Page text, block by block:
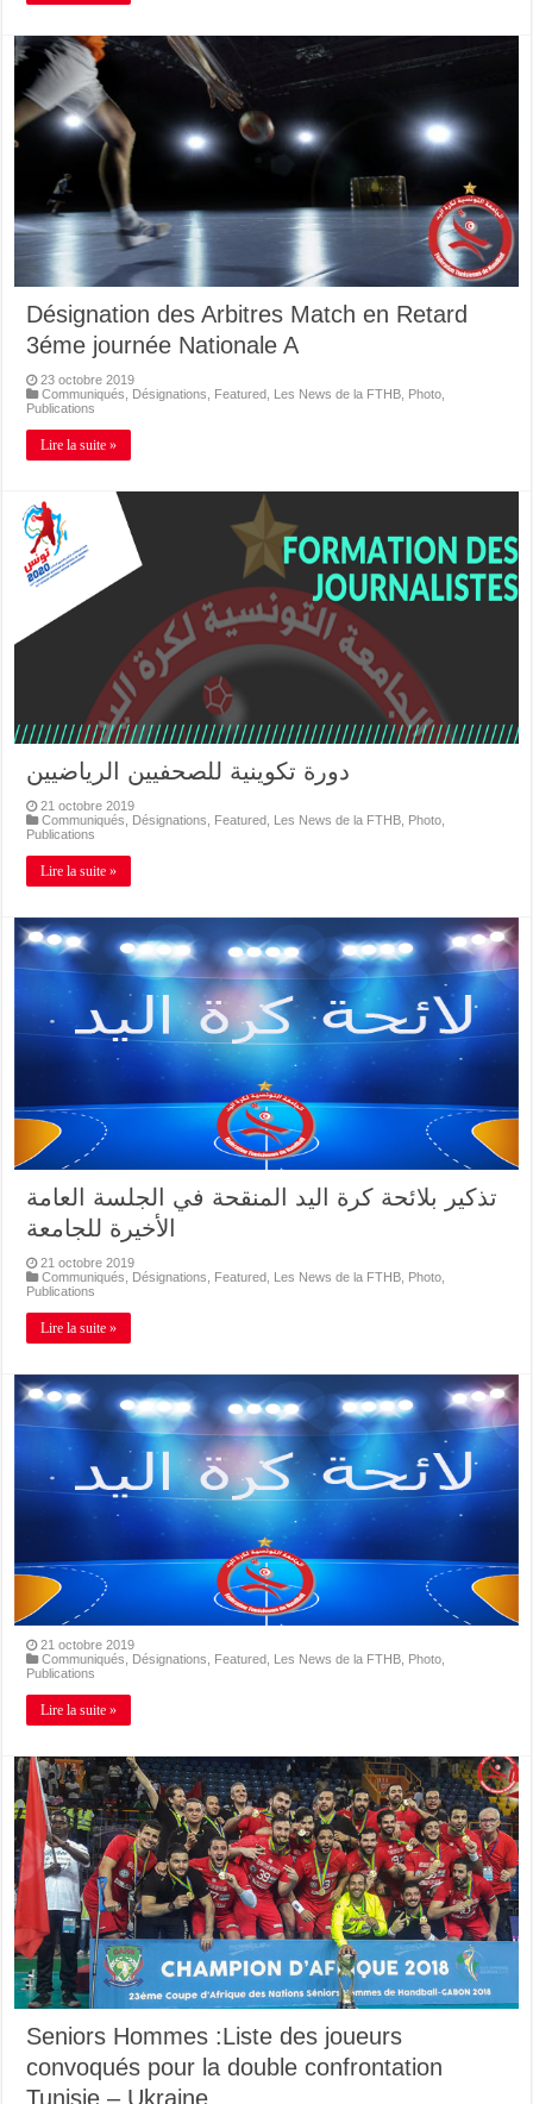
Désignation des Arbitres Match en Retard
3éme journée Nationale A
23 octobre 2019
Communiqués
Désignations Featured Les News de la FTHB Photo
Publications
Lire la suite »
دورة تكوينية للصحفيين الرياضيين
21 octobre 2019
Communiqués
Désignations Featured Les News de la FTHB Photo
Publications
Lire la suite »
تذكير بلائحة كرة اليد المنقحة في الجلسة العامة
الأخيرة للجامعة
21 octobre 2019
Communiqués
Désignations Featured Les News de la FTHB Photo
Publications
Lire la suite »
21 octobre 2019
Communiqués, Désignations, Featured, Les News de la FTHB, Photo,
Publications
Lire la suite »
Seniors Hommes :Liste des joueurs
convoqués pour la double confrontation
Tunisie – Ukraine